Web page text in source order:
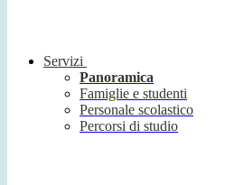
Servizi
Panoramica
Famiglie e studenti
Personale scolastico
Percorsi di studio